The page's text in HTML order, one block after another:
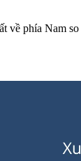
phía Nam